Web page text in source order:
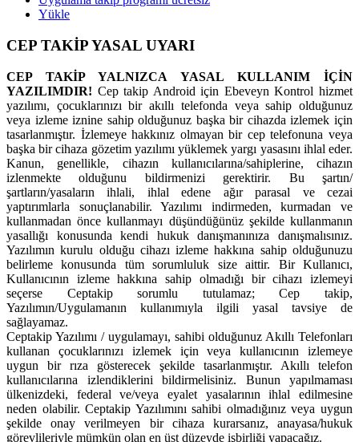
Yükle
CEP TAKİP YASAL UYARI
CEP TAKİP YALNIZCA YASAL KULLANIM İÇİN
YAZILIMDIR! Cep takip Android için Ebeveyn Kontrol hizmet
yazılımı, çocuklarınızı bir akıllı telefonda veya sahip olduğunuz
veya izleme iznine sahip olduğunuz başka bir cihazda izlemek için
tasarlanmıştır. İzlemeye hakkınız olmayan bir cep telefonuna veya
başka bir cihaza gözetim yazılımı yüklemek yargı yasasını ihlal eder.
Kanun, genellikle, cihazın kullanıcılarına/sahiplerine, cihazın
izlenmekte olduğunu bildirmenizi gerektirir. Bu şartın/
şartların/yasaların ihlali, ihlal edene ağır parasal ve cezai
yaptırımlarla sonuçlanabilir. Yazılımı indirmeden, kurmadan ve
kullanmadan önce kullanmayı düşündüğünüz şekilde kullanmanın
yasallığı konusunda kendi hukuk danışmanınıza danışmalısınız.
Yazılımın kurulu olduğu cihazı izleme hakkına sahip olduğunuzu
belirleme konusunda tüm sorumluluk size aittir. Bir Kullanıcı,
Kullanıcının izleme hakkına sahip olmadığı bir cihazı izlemeyi
seçerse Ceptakip sorumlu tutulamaz; Cep takip,
Yazılımın/Uygulamanın kullanımıyla ilgili yasal tavsiye de
sağlayamaz.
Ceptakip Yazılımı / uygulamayı, sahibi olduğunuz Akıllı Telefonları
kullanan çocuklarınızı izlemek için veya kullanıcının izlemeye
uygun bir rıza gösterecek şekilde tasarlanmıştır. Akıllı telefon
kullanıcılarına izlendiklerini bildirmelisiniz. Bunun yapılmaması
ülkenizdeki, federal ve/veya eyalet yasalarının ihlal edilmesine
neden olabilir. Ceptakip Yazılımını sahibi olmadığınız veya uygun
şekilde onay verilmeyen bir cihaza kurarsanız, anayasa/hukuk
görevlileriyle mümkün olan en üst düzeyde işbirliği yapacağız.